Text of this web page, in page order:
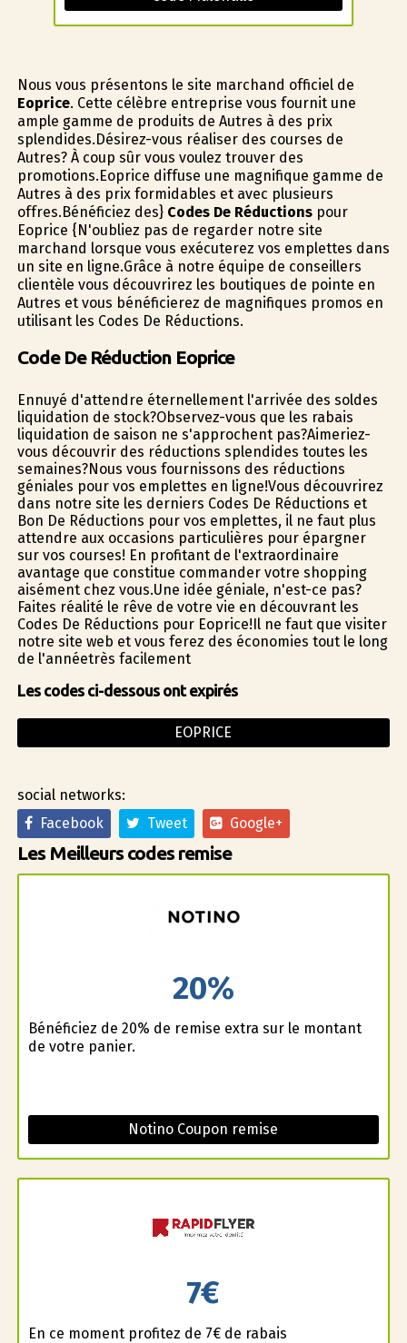
Nous vous présentons le site marchand officiel de
Eoprice. Cette célèbre entreprise vous fournit une
ample gamme de produits de Autres à des prix
splendides.Désirez-vous réaliser des courses de
Autres? À coup sûr vous voulez trouver des
promotions.Eoprice diffuse une magnifique gamme de
Autres à des prix formidables et avec plusieurs
offres.Bénéficiez des} Codes De Réductionspour
Eoprice {N'oubliez pas de regarder notre site
marchand lorsque vous exécuterez vos emplettes dans
un site en ligne.Grâce à notre équipe de conseillers
clientèle vous découvrirez les boutiques de pointe en
Autres et vous bénéficierez de magnifiques promos en
utilisant les Codes De Réductions.
Code De Réduction Eoprice
Ennuyé d'attendre éternellement l'arrivée des soldes
liquidation de stock?Observez-vous que les rabais
liquidation de saison ne s'approchent pas?Aimeriez-
vous découvrir des réductions splendides toutes les
semaines?Nous vous fournissons des réductions
géniales pour vos emplettes en ligne!Vous découvrirez
dans notre site les derniers Codes De Réductions et
Bon De Réductions pour vos emplettes, il ne faut plus
attendre aux occasions particulières pour épargner
sur vos courses! En profitant de l'extraordinaire
avantage que constitue commander votre shopping
aisément chez vous.Une idée géniale, n'est-ce pas?
Faites réalité le rêve de votre vie en découvrant les
Codes De Réductions pour Eoprice!Il ne faut que visiter
notre site web et vous ferez des économies tout le long
de l'annéetrès facilement
Les codes ci-dessous ont expirés
EOPRICE
social networks:
Facebook
Tweet Google+
Les Meilleurs codes remise
20%
Bénéficiez de 20% de remise extra sur le montant
de votre panier.
Notino Coupon remise
7€
En ce moment profitez de 7€ de rabais